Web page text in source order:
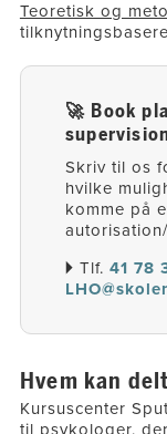
Teoretisk og
🚀 Book
Skriv til os
hvilke
komme på
🞂 Tlf. 41 78
Hvem kan
Kursuscenter
til psykologer,